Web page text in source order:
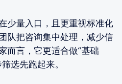
少量入口，且更重视标准化
队把咨询集中处理，减少信
而言，它更适合做“基础
选先跑起来。